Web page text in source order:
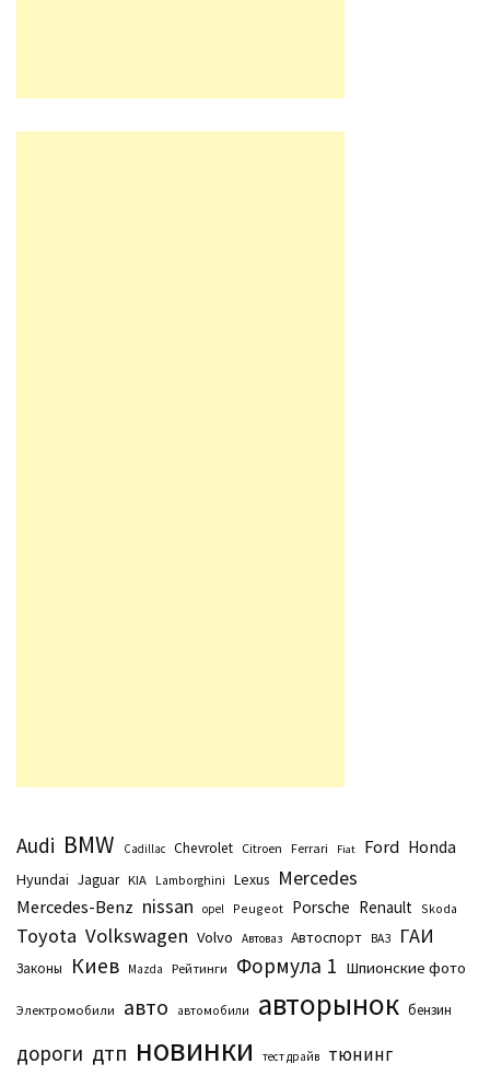
Audi BMW Cadillac Chevrolet Citroen Ferrari Fiat Ford Honda
Hyundai Jaguar KIA Lamborghini Lexus Mercedes
Mercedes-Benz nissan opel Peugeot Porsche Renault Skoda
Toyota Volkswagen Volvo Автоваз Автоспорт ВАЗ ГАИ
Законы Киев Маzda Рейтинги Формула 1 Шпионские фото
Электромобили авто автомобили авторынок бензин
дороги дтп новинки тест драйв тюнинг